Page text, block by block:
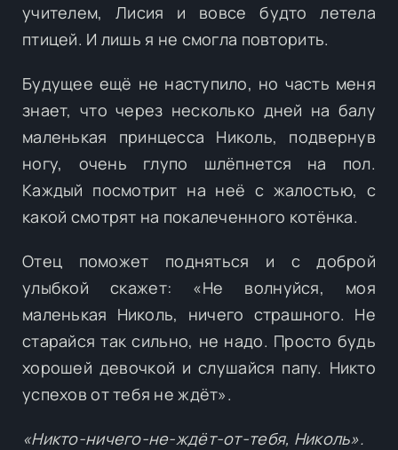
учителем, Лисия и вовсе будто летела
птицей. И лишь я не смогла повторить.
Будущее ещё не наступило, но часть меня
знает, что через несколько дней на балу
маленькая принцесса Николь, подвернув
ногу, очень глупо шлёпнется на пол.
Каждый посмотрит на неё с жалостью, с
какой смотрят на покалеченного котёнка.
Отец поможет подняться и с доброй
улыбкой скажет: «Не волнуйся, моя
маленькая Николь, ничего страшного. Не
старайся так сильно, не надо. Просто будь
хорошей девочкой и слушайся папу. Никто
успехов от тебя не ждёт».
«Никто-ничего-не-ждёт-от-тебя, Николь».